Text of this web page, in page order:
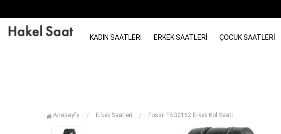
KADIN SAATLERI ERKEK SAATLERI ÇOCUK SAATLERI
Anasayfa Erkek Saatleri Fossil FBG2162 Erkek Kol Saati